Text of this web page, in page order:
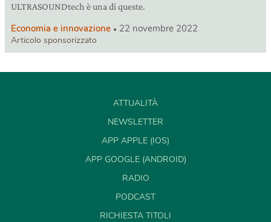
ULTRASOUNDtech è una di queste.
Economia e innovazione 22 novembre 2022
Articolo sponsorizzato
ATTUALITÀ
NEWSLETTER
APP APPLE (IOS)
APP GOOGLE (ANDROID)
RADIO
PODCAST
RICHIESTA TITOLI